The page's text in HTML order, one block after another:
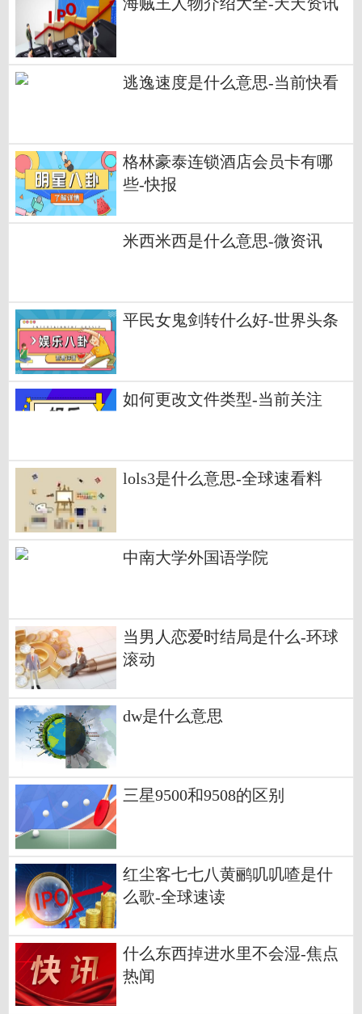
海贼王人物介绍大全-天天资讯
逃逸速度是什么意思-当前快看
格林豪泰连锁酒店会员卡有哪
些-快报
米西米西是什么意思-微资讯
平民女鬼剑转什么好-世界头条
如何更改文件类型-当前关注
lols3是什么意思-全球速看料
中南大学外国语学院
当男人恋爱时结局是什么-环球
滚动
dw是什么意思
三星9500和9508的区别
红尘客七七八黄鹂叽叽喳是什
么歌-全球速读
什么东西掉进水里不会湿-焦点
热闻